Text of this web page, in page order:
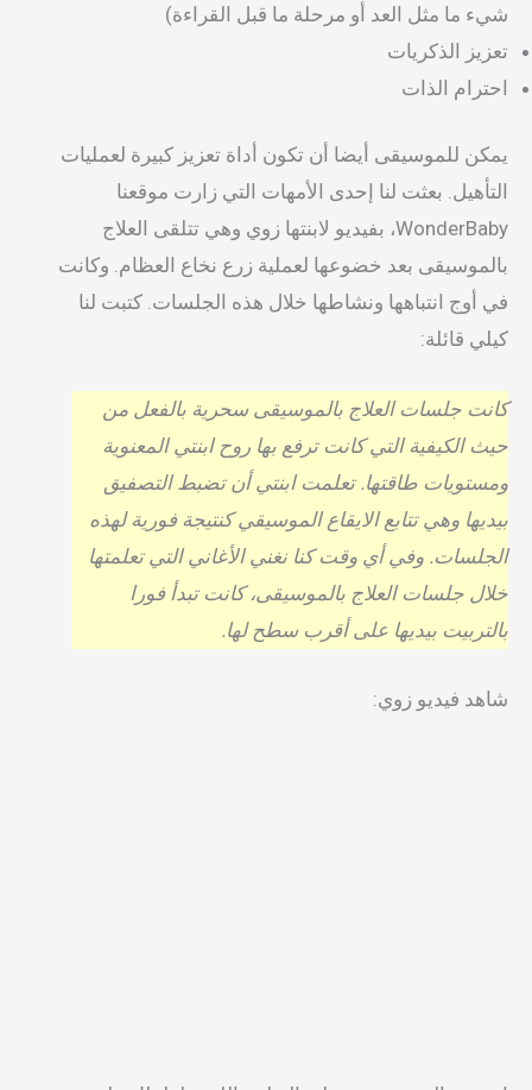
شيء ما مثل العد أو مرحلة ما قبل القراءة)
تعزيز الذكريات
احترام الذات
يمكن للموسيقى أيضا أن تكون أداة تعزيز كبيرة لعمليات
التأهيل. بعثت لنا إحدى الأمهات التي زارت موقعنا
WonderBaby، بفيديو لابنتها زوي وهي تتلقى العلاج
بالموسيقى بعد خضوعها لعملية زرع نخاع العظام. وكانت
في أوج انتباهها ونشاطها خلال هذه الجلسات. كتبت لنا
كيلي قائلة:
كانت جلسات العلاج بالموسيقى سحرية بالفعل من
حيث الكيفية التي كانت ترفع بها روح ابنتي المعنوية
ومستويات طاقتها. تعلمت ابنتي أن تضبط التصفيق
بيديها وهي تتابع الايقاع الموسيقي كنتيجة فورية لهذه
الجلسات. وفي أي وقت كنا نغني الأغاني التي تعلمتها
خلال جلسات العلاج بالموسيقى، كانت تبدأ فورا
بالتربيت بيديها على أقرب سطح لها.
شاهد فيديو زوي: